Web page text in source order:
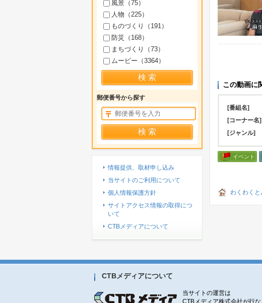
この動画に
[番組名]
[コーナー名]
[ジャンル]
イベント
わくわくと
風景（75）
人物（ 225）
ものづくり（ 191 ）
防災（ 168）
まちづくり（73）
ムービー（3364）
郵便番号から探す
情報提供、取材申し込み
当サイトのご利用について
個人情報保護方針
サイトアクセス情報の取得につ
いて
CTBメディアについて
CTBメディアについて
当サイトの運営は
CTBメディア株式会社が行な